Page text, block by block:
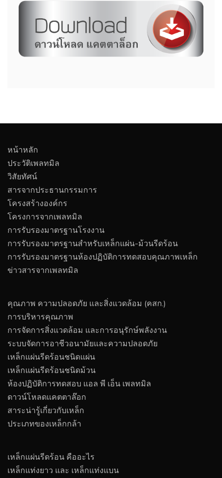
หน้าหลัก
ประวัติเพลทมิล
วิสัยทัศน์
สารจากประธานกรรมการ
โครงสร้างองค์กร
โครงการจากเพลทมิล
การรับรองมาตรฐานโรงงาน
การรับรองมาตรฐานสำหรับเหล็กแผ่น-ม้วนรีดร้อน
การรับรองมาตรฐานห้องปฏิบัติการทดสอบคุณภาพเหล็ก
ข่าวสารจากเพลทมิล
คุณภาพ ความปลอดภัย และสิ่งแวดล้อม (คสก.)
การบริหารคุณภาพ
การจัดการสิ่งแวดล้อม และการอนุรักษ์พลังงาน
ระบบจัดการอาชีวอนามัยและความปลอดภัย
เหล็กแผ่นรีดร้อนชนิดแผ่น
เหล็กแผ่นรีดร้อนชนิดม้วน
ห้องปฏิบัติการทดสอบ แอล พี เอ็น เพลทมิล
ดาวน์โหลดเเคตตาล๊อก
สาระน่ารู้เกี่ยวกับเหล็ก
ประเภทของเหล็กกล้า
เหล็กแผ่นรีดร้อน คืออะไร
เหล็กแท่งยาว และ เหล็กแท่งแบน